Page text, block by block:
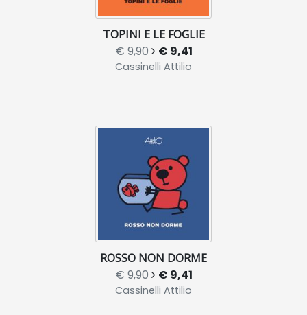
TOPINI E LE FOGLIE
€ 9,90 € 9,41
Cassinelli Attilio
ROSSO NON DORME
€ 9,90 € 9,41
Cassinelli Attilio